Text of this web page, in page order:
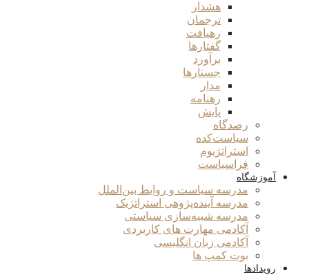
هشدار
ترجمان
رهیافت
گفتارها
برآورد
جستارها
مدار
رهنامه
پایش
رصدگاه
سیاست‌کده
استراتژیوم
فراسیاست
آموزشگاه
مدرسه سیاست و روابط بین‌الملل
مدرسه آینده‌پژوهی استراتژیک
مدرسه شبیه‌سازی سیاستی
آکادمی مهارت های کاربردی
آکادمی زبان انگلیسی
بوت کمپ ها
رویدادها